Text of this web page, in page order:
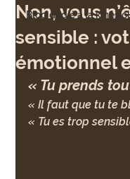
Blog dédié à la
Non, vous
sensible :
émotionnel
« Tu prends
« Il faut que tu te
« Tu es trop